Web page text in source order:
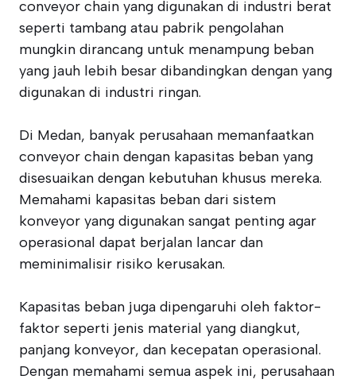
conveyor chain yang digunakan di industri berat
seperti tambang atau pabrik pengolahan
mungkin dirancang untuk menampung beban
yang jauh lebih besar dibandingkan dengan yang
digunakan di industri ringan.
Di Medan, banyak perusahaan memanfaatkan
conveyor chain dengan kapasitas beban yang
disesuaikan dengan kebutuhan khusus mereka.
Memahami kapasitas beban dari sistem
konveyor yang digunakan sangat penting agar
operasional dapat berjalan lancar dan
meminimalisir risiko kerusakan.
Kapasitas beban juga dipengaruhi oleh faktor-
faktor seperti jenis material yang diangkut,
panjang konveyor, dan kecepatan operasional.
Dengan memahami semua aspek ini, perusahaan